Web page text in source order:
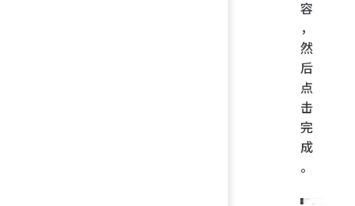
容
，
然
后
点
击
完
成
。